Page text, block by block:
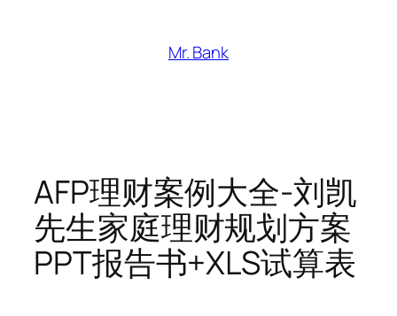
Mr. Bank
AFP理财案例大全-刘凯
先生家庭理财规划方案
PPT报告书+XLS试算表